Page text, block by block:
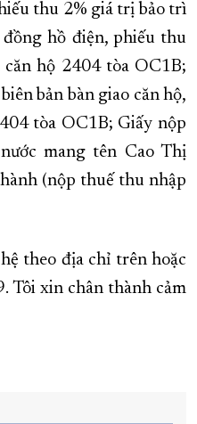
thu 2% giá trị bảo trì
hồ điện, phiếu thu
hộ 2404 tòa OC1B;
bản bàn giao căn hộ,
tòa OC1B; Giấy nộp
mang tên Cao Thị
(nộp thuế thu nhập
theo địa chỉ trên hoặc
Tôi xin chân thành cảm